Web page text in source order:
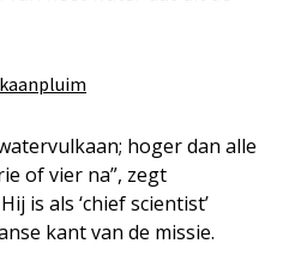
hoger dan alle
of vier na”, zegt
is als ‘chief scientist’
kant van de missie.